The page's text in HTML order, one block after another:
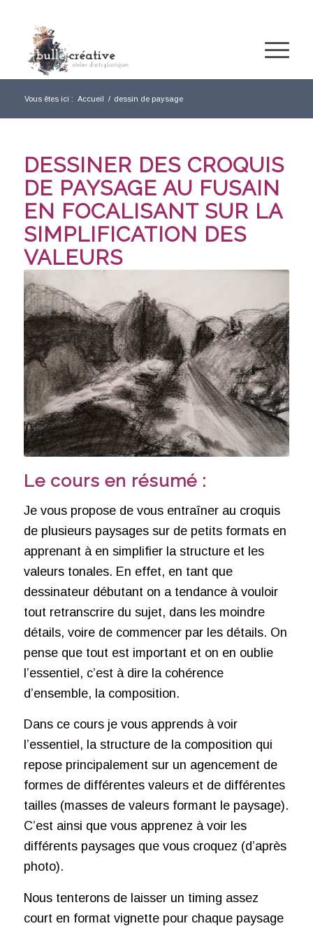
Vous êtes ici : Accueil / dessin de paysage
DESSINER DES CROQUIS
DE PAYSAGE AU FUSAIN
EN FOCALISANT SUR LA
SIMPLIFICATION DES
VALEURS
Le cours en résumé :
Je vous propose de vous entraîner au croquis
de plusieurs paysages sur de petits formats en
apprenant à en simplifier la structure et les
valeurs tonales. En effet, en tant que
dessinateur débutant on a tendance à vouloir
tout retranscrire du sujet, dans les moindre
détails, voire de commencer par les détails. On
pense que tout est important et on en oublie
l’essentiel, c’est à dire la cohérence
d’ensemble, la composition.
Dans ce cours je vous apprends à voir
l’essentiel, la structure de la composition qui
repose principalement sur un agencement de
formes de différentes valeurs et de différentes
tailles (masses de valeurs formant le paysage).
C’est ainsi que vous apprenez à voir les
différents paysages que vous croquez (d’après
photo).
Nous tenterons de laisser un timing assez
court en format vignette pour chaque paysage